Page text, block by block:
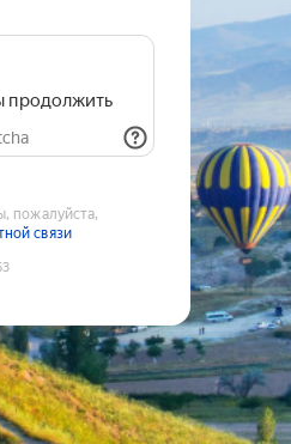
продолжить
пожалуйста,
связи